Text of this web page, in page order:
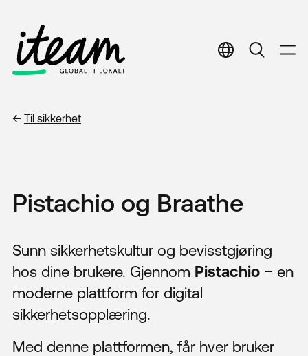
← Til sikkerhet
Pistachio og Braathe
Sunn sikkerhetskultur og bevisstgjøring
hos dine brukere. Gjennom Pistachio– en
moderne plattform for digital
sikkerhetsopplæring.
Med denne plattformen, får hver bruker